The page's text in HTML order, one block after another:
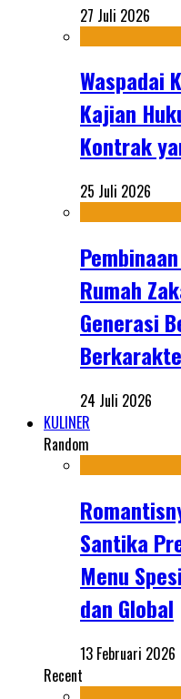
27 Juli 2026
Waspadai
Kajian
Kontrak
25 Juli 2026
Rumah
Generasi
24 Juli 2026
KULINER
Random
Santika
Menu
dan Global
13 Februari 2026
Recent